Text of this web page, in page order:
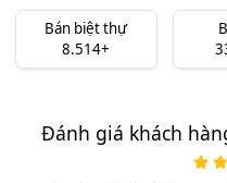
nhà trọ cao tầng, căn hộ
. Tập trung chủ yếu tại
trường đại học. Giao dịch
tỷ trở lên.
Ngoài thị trường Đà Nẵng,
Bán biệt thự
8.514+
Đánh giá khách